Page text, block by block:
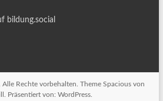
bildung.social
. Alle Rechte vorbehalten. ThemeSpacious von
Präsentiert von: WordPress.